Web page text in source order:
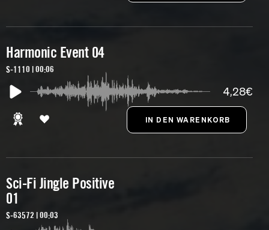
Harmonic Event 04
S-1110 | 00:06
4,28€
Sci-Fi Jingle Positive
01
S-63572 | 00:03